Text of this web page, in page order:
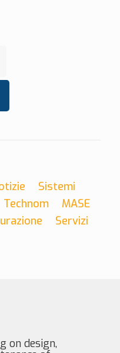
Sistemi
Technom
MASE
Servizi
on design,